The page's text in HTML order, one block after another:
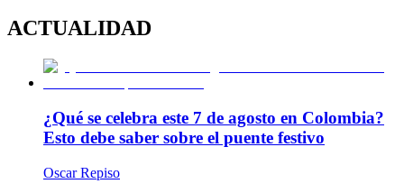
ACTUALIDAD
¿Qué se celebra este 7 de agosto en Colombia?
Esto debe saber sobre el puente festivo
Oscar Repiso